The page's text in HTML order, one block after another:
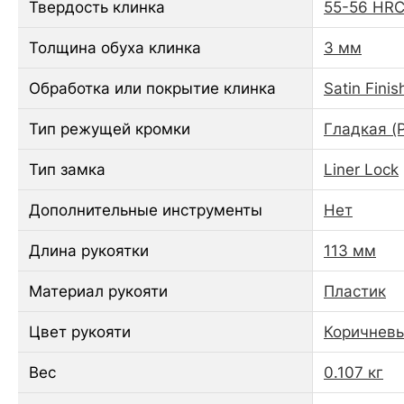
Твердость клинка 55-56 HRC
Толщина обуха клинка 3 мм
Обработка или покрытие клинка Satin
Тип режущей кромки Гладкая
Тип замка Liner Lock
Дополнительные инструменты Нет
Длина рукоятки 113 мм
Материал рукояти Пластик
Цвет рукояти
Вес 0.107 кг